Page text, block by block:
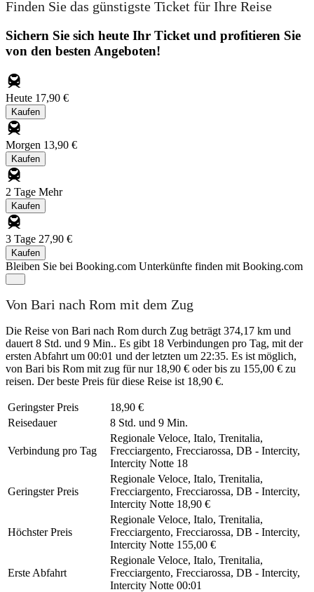
Finden Sie das günstigste Ticket für Ihre Reise
Sichern Sie sich heute Ihr Ticket und profitieren Sie
von den besten Angeboten!
Heute 17,90 €
Kaufen
Morgen 13,90 €
Kaufen
2 Tage Mehr
Kaufen
3 Tage 27,90 €
Kaufen
Bleiben Sie bei Booking.com Unterkünfte finden mit Booking.com
Von Bari nach Rom mit dem Zug
Die Reise von Bari nach Rom durch Zug beträgt 374,17 km und
dauert 8 Std. und 9 Min.. Es gibt 18 Verbindungen pro Tag, mit der
ersten Abfahrt um 00:01 und der letzten um 22:35. Es ist möglich,
von Bari bis Rom mit zug für nur 18,90 € oder bis zu 155,00 € zu
reisen. Der beste Preis für diese Reise ist 18,90 €.
Geringster Preis
18,90 €
Reisedauer
8 Std. und 9 Min.
Verbindung pro Tag
Regionale Veloce, Italo, Trenitalia,
Frecciargento, Frecciarossa, DB - Intercity,
Intercity Notte 18
Geringster Preis
Regionale Veloce, Italo, Trenitalia,
Frecciargento, Frecciarossa, DB - Intercity,
Intercity Notte 18,90 €
Höchster Preis
Regionale Veloce, Italo, Trenitalia,
Frecciargento, Frecciarossa, DB - Intercity,
Intercity Notte 155,00 €
Erste Abfahrt
Regionale Veloce, Italo, Trenitalia,
Frecciargento, Frecciarossa, DB - Intercity,
Intercity Notte 00:01